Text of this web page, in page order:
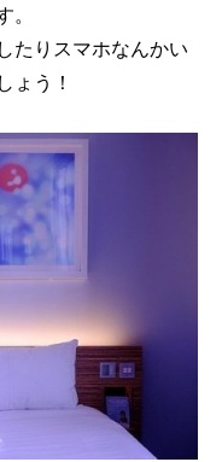
たりスマホなんかい
ょう！